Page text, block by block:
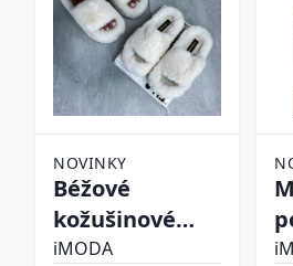
NOVINKY
Béžové
kožušinové
šlapky
iMODA